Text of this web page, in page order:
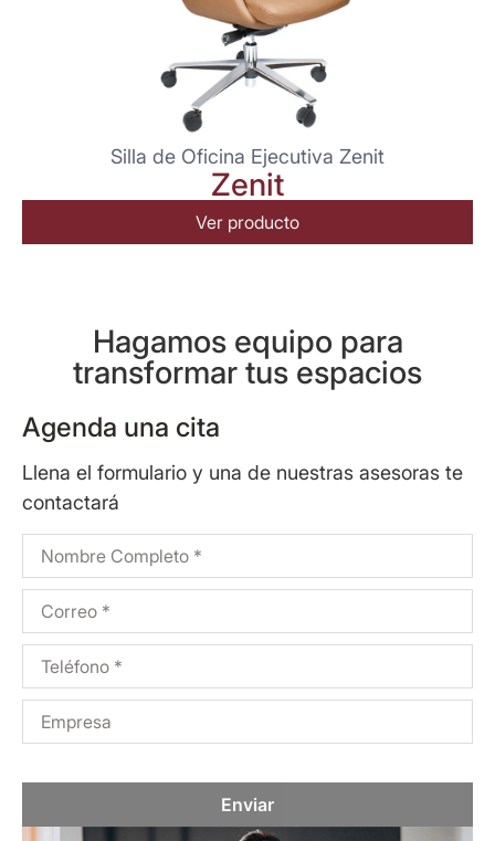
Silla de Oficina Ejecutiva Zenit
Zenit
Ver producto
Hagamos equipo para
transformar tus espacios
Agenda una cita
Llena el formulario y una de nuestras asesoras te
contactará
Enviar